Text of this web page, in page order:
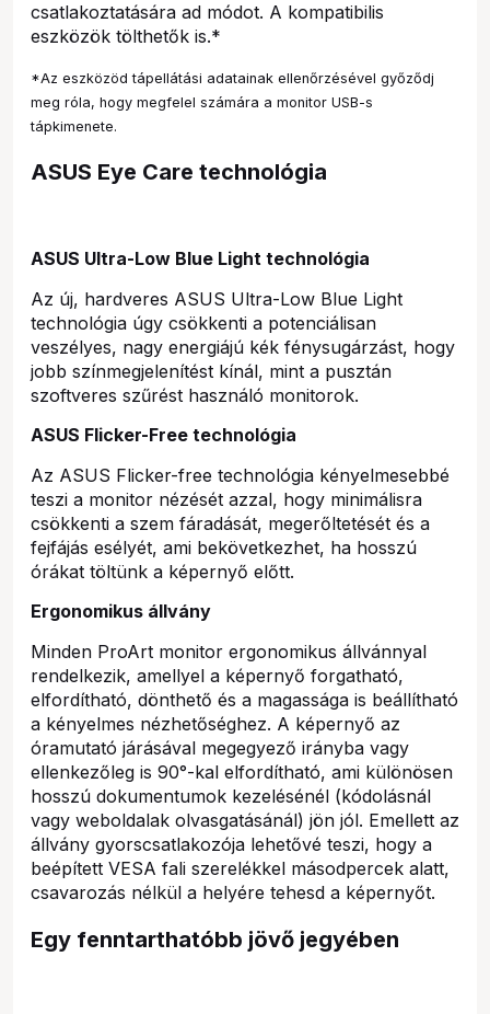
csatlakoztatására ad módot. A kompatibilis
eszközök tölthetők is.*
*Az eszközöd tápellátási adatainak ellenőrzésével győződj
meg róla, hogy megfelel számára a monitor USB-s
tápkimenete.
ASUS Eye Care technológia
ASUS Ultra-Low Blue Light technológia
Az új, hardveres ASUS Ultra-Low Blue Light
technológia úgy csökkenti a potenciálisan
veszélyes, nagy energiájú kék fénysugárzást, hogy
jobb színmegjelenítést kínál, mint a pusztán
szoftveres szűrést használó monitorok.
ASUS Flicker-Free technológia
Az ASUS Flicker-free technológia kényelmesebbé
teszi a monitor nézését azzal, hogy minimálisra
csökkenti a szem fáradását, megerőltetését és a
fejfájás esélyét, ami bekövetkezhet, ha hosszú
órákat töltünk a képernyő előtt.
Ergonomikus állvány
Minden ProArt monitor ergonomikus állvánnyal
rendelkezik, amellyel a képernyő forgatható,
elfordítható, dönthető és a magassága is beállítható
a kényelmes nézhetőséghez. A képernyő az
óramutató járásával megegyező irányba vagy
ellenkezőleg is 90°-kal elfordítható, ami különösen
hosszú dokumentumok kezelésénél (kódolásnál
vagy weboldalak olvasgatásánál) jön jól. Emellett az
állvány gyorscsatlakozója lehetővé teszi, hogy a
beépített VESA fali szerelékkel másodpercek alatt,
csavarozás nélkül a helyére tehesd a képernyőt.
Egy fenntarthatóbb jövő jegyében